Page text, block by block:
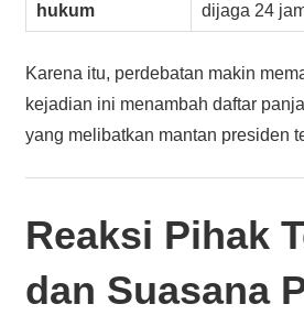
hukum
dijaga 24
Karena itu, perdebatan makin
kejadian ini menambah daftar
yang melibatkan mantan presiden
Reaksi Pihak
dan Suasana